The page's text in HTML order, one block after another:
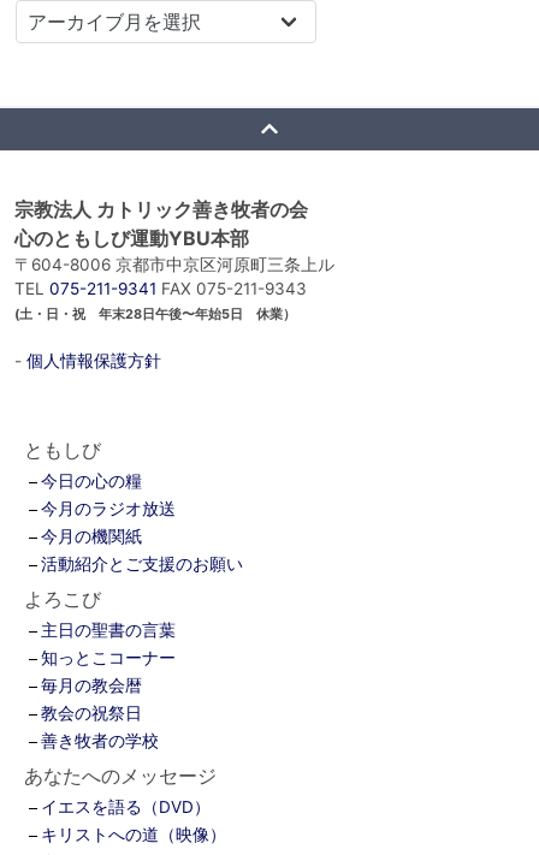
宗教法人 カトリック善き牧者の会
心のともしび運動YBU本部
〒604-8006 京都市中京区河原町三条上ル
TEL 075-211-9341 FAX 075-211-9343
(土・日・祝 年末28日午後〜年始5日 休業）
- 個人情報保護方針
ともしび
今日の心の糧
今月のラジオ放送
今月の機関紙
活動紹介とご支援のお願い
よろこび
主日の聖書の言葉
知っとこコーナー
毎月の教会暦
教会の祝祭日
善き牧者の学校
あなたへのメッセージ
イエスを語る（DVD）
キリストへの道（映像）